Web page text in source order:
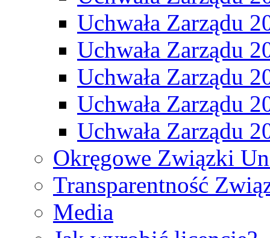
Uchwała Zarządu
Uchwała Zarządu
Uchwała Zarządu
Uchwała Zarządu
Uchwała Zarządu
Okręgowe Związki
Transparentność
Media